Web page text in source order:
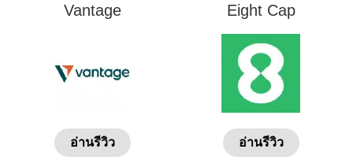
Vantage
อ่านรีวิว
Eight Cap
อ่านรีวิว